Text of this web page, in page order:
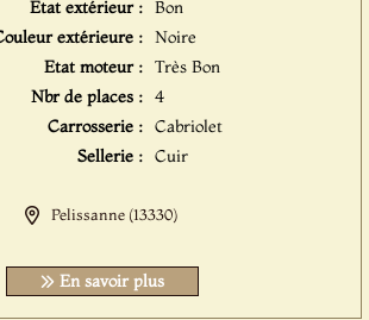
Etat extérieur : Bon
extérieure : Noire
Etat moteur : Très Bon
Nbr de places : 4
Carrosserie : Cabriolet
Sellerie : Cuir
Pelissanne (13330)
En savoir plus